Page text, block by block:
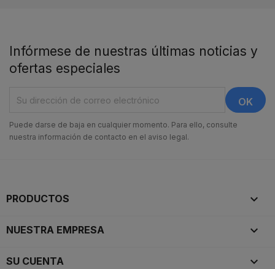
Infórmese de nuestras últimas noticias y
ofertas especiales
Puede darse de baja en cualquier momento. Para ello, consulte
nuestra información de contacto en el aviso legal.
PRODUCTOS 
NUESTRA EMPRESA 
SU CUENTA 